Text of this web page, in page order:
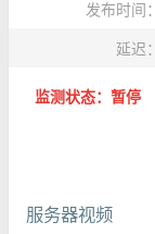
发布时间：
延迟：
监测状态：暂停
服务器视频